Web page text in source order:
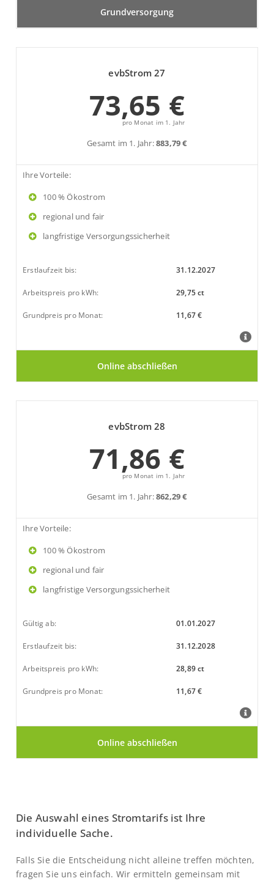
evbStrom 27
73,65 €
pro Monat im 1. Jahr
Gesamt im 1. Jahr:883,79 €
Ihre Vorteile:
100 % Ökostrom
regional und fair
langfristige Versorgungssicherheit
Erstlaufzeit bis: 31.12.2027
Arbeitspreis pro kWh: 29,75 ct
Grundpreis pro Monat: 11,67 €
evbStrom 28
71,86 €
pro Monat im 1. Jahr
Gesamt im 1. Jahr:862,29 €
Ihre Vorteile:
100 % Ökostrom
regional und fair
langfristige Versorgungssicherheit
Gültig ab: 01.01.2027
Erstlaufzeit bis: 31.12.2028
Arbeitspreis pro kWh: 28,89 ct
Grundpreis pro Monat: 11,67 €
Die Auswahl eines Stromtarifs ist Ihre
individuelle Sache.
Falls Sie die Entscheidung nicht alleine treffen möchten,
fragen Sie uns einfach. Wir ermitteln gemeinsam mit